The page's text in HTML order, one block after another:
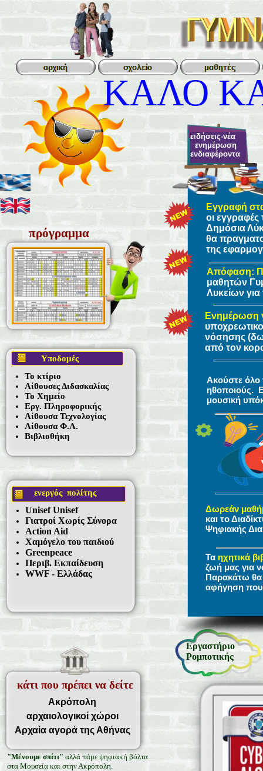
Unisef Unisef
Γιατροί Χωρίς Σύνορα
Action Aid
Χαμόγελο του παιδιού
Greenpeace
Περιβ. Εκπαίδευση
WWF - Ελλάδας
Το κτίριο
Αίθουσες Διδασκαλίας
Το Χημείο
Εργ. Πληροφορικής
Αίθουσα Τεχνολογίας
Αίθουσα Φ.Α.
Βιβλιοθήκη
ενεργός πολίτης
κάτι που πρέπει να δείτε
Ακρόπολη
αρχαιολογικοί χώροι
Αρχαία αγορά της Αθήνας
Υποδομές
πρόγραμμα
Εργαστήριο
Ρομποτικής
"Μένουμε σπίτι" αλλά πάμε ψηφιακή βόλτα
στα Μουσεία και στην Ακρόπολη.
Ακούστε όλο
ηθοποιούς.
μουσική
Τα ηχητικά
ζωή μας για
Παρακάτω θα
αφήγηση που
Δωρεάν
και το
Ψηφιακής
ειδήσεις-νέα
ενημέρωση
ενδιαφέροντα
Ενημέρωση
νόσησης
από τον
Απόφαση:
μαθητών
Λυκείων για
Εγγραφή
οι
Δημόσια
θα
της
ΚΑΛΟ